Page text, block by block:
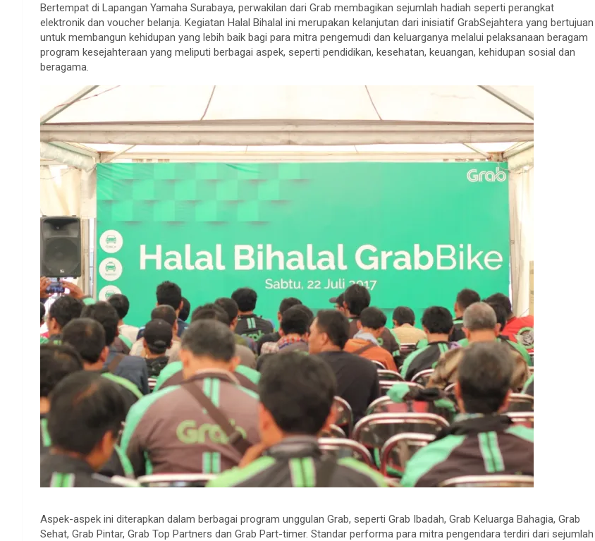
Bertempat di Lapangan Yamaha Surabaya, perwakilan dari Grab membagikan sejumlah hadiah seperti perangkat
elektronik dan voucher belanja. Kegiatan Halal Bihalal ini merupakan kelanjutan dari inisiatif GrabSejahtera yang bertujuan
untuk membangun kehidupan yang lebih baik bagi para mitra pengemudi dan keluarganya melalui pelaksanaan beragam
program kesejahteraan yang meliputi berbagai aspek, seperti pendidikan, kesehatan, keuangan, kehidupan sosial dan
beragama.
Aspek-aspek ini diterapkan dalam berbagai program unggulan Grab, seperti Grab Ibadah, Grab Keluarga Bahagia, Grab
Sehat, Grab Pintar, Grab Top Partners dan Grab Part-timer. Standar performa para mitra pengendara terdiri dari sejumlah